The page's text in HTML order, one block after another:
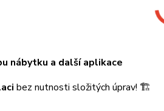
nábytku a další aplikace
bez nutnosti složitých úprav! 🏗️